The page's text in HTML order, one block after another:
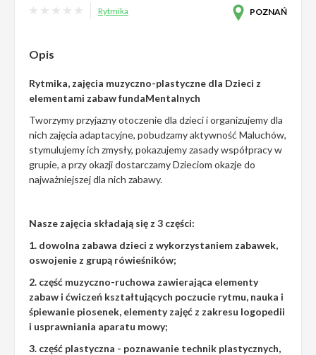
Rytmika POZNAŃ
Opis
Rytmika, zajęcia muzyczno-plastyczne dla Dzieci z
elementami zabaw fundaMentalnych
Tworzymy przyjazny otoczenie dla dzieci i organizujemy dla
nich zajęcia adaptacyjne, pobudzamy aktywność Maluchów,
stymulujemy ich zmysły, pokazujemy zasady współpracy w
grupie, a przy okazji dostarczamy Dzieciom okazje do
najważniejszej dla nich zabawy.
Nasze zajęcia składają się z 3 części:
1. dowolna zabawa dzieci z wykorzystaniem zabawek,
oswojenie z grupą rówieśników;
2. część muzyczno-ruchowa zawierająca elementy
zabaw i ćwiczeń kształtujących poczucie rytmu, nauka i
śpiewanie piosenek, elementy zajęć z zakresu logopedii
i usprawniania aparatu mowy;
3. część plastyczna - poznawanie technik plastycznych,